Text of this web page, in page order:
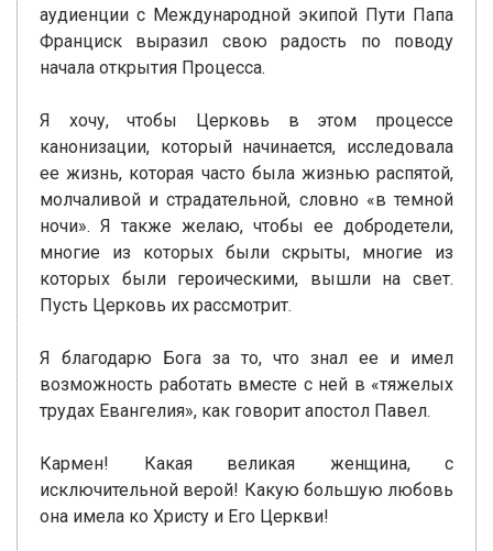
аудиенции с Международной экипой Пути Папа
Франциск выразил свою радость по поводу
начала открытия Процесса.
Я хочу, чтобы Церковь в этом процессе
канонизации, который начинается, исследовала
ее жизнь, которая часто была жизнью распятой,
молчаливой и страдательной, словно «в темной
ночи». Я также желаю, чтобы ее добродетели,
многие из которых были скрыты, многие из
которых были героическими, вышли на свет.
Пусть Церковь их рассмотрит.
Я благодарю Бога за то, что знал ее и имел
возможность работать вместе с ней в «тяжелых
трудах Евангелия», как говорит апостол Павел.
Кармен! Какая великая женщина, с
исключительной верой! Какую большую любовь
она имела ко Христу и Его Церкви!